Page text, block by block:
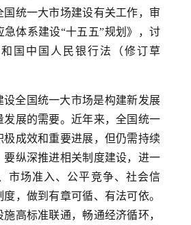
国统一大市场建设有关工作，审
体系建设“十五五”规划》，讨
国中国人民银行法（修订草
设全国统一大市场是构建新发展
发展的需要。近年来，全国统一
极成效和重要进展，但仍需持续
要纵深推进相关制度建设，进一
市场准入、公平竞争、社会信
，做到有章可循、有法可依。
高标准联通，畅通经济循环，